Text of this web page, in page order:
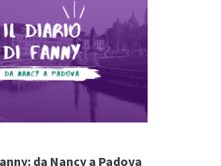
da Nancy a Padova